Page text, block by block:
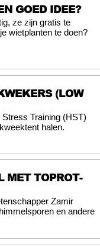
GOED IDEE?
ze zijn gratis te
wietplanten te doen?
(LOW
Training (HST)
halen.
MET TOPROT-
Zamir
en andere